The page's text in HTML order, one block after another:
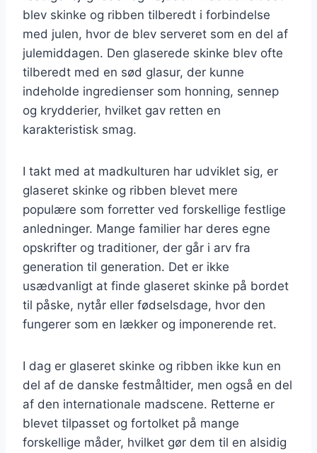
blev skinke og ribben tilberedt i forbindelse
med julen, hvor de blev serveret som en del af
julemiddagen. Den glaserede skinke blev ofte
tilberedt med en sød glasur, der kunne
indeholde ingredienser som honning, sennep
og krydderier, hvilket gav retten en
karakteristisk smag.
I takt med at madkulturen har udviklet sig, er
glaseret skinke og ribben blevet mere
populære som forretter ved forskellige festlige
anledninger. Mange familier har deres egne
opskrifter og traditioner, der går i arv fra
generation til generation. Det er ikke
usædvanligt at finde glaseret skinke på bordet
til påske, nytår eller fødselsdage, hvor den
fungerer som en lækker og imponerende ret.
I dag er glaseret skinke og ribben ikke kun en
del af de danske festmåltider, men også en del
af den internationale madscene. Retterne er
blevet tilpasset og fortolket på mange
forskellige måder, hvilket gør dem til en alsidig